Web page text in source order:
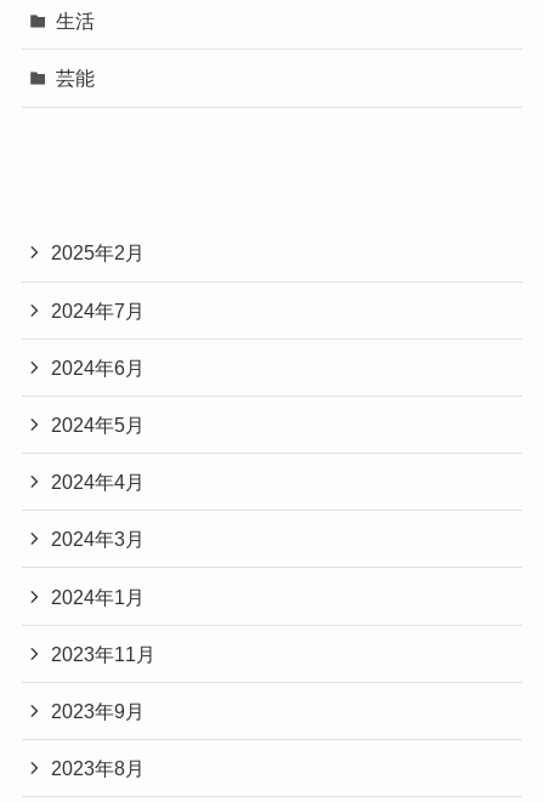
生活
芸能
2025年2月
2024年7月
2024年6月
2024年5月
2024年4月
2024年3月
2024年1月
2023年11月
2023年9月
2023年8月